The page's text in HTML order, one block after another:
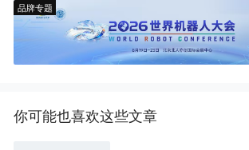
品牌专题
你可能也喜欢这些文章